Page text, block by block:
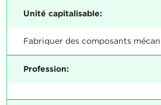
Unité capitalisable:
Fabriquer des composants
Profession: